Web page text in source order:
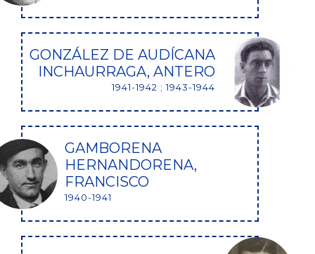
GONZÁLEZ DE AUDÍCANA
INCHAURRAGA, ANTERO
1941-1942 ; 1943-1944
GAMBORENA
HERNANDORENA,
FRANCISCO
1940-1941